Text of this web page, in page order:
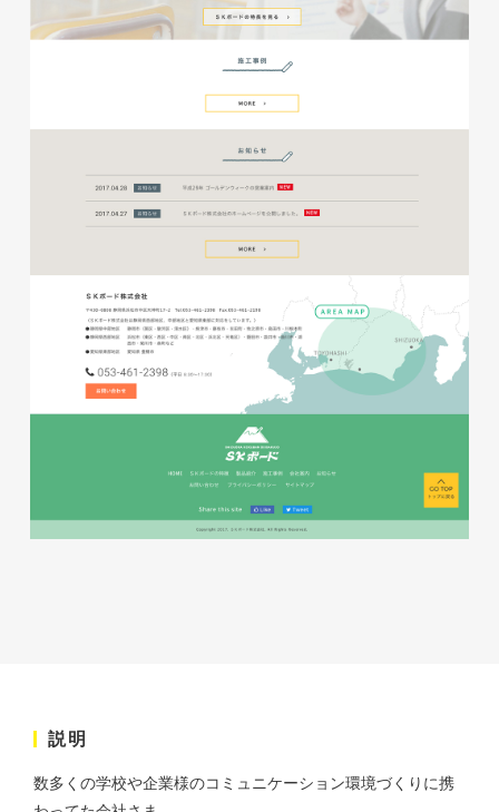
株式会社ベストブラス様 EC
サイト制作
説明
数多くの学校や企業様のコミュニケーション環境づくりに携